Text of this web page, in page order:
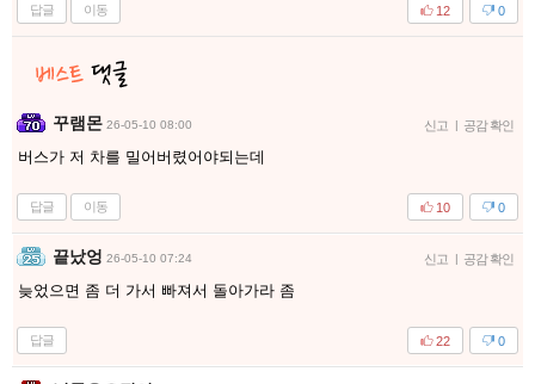
답글 이동 0
12
꾸램몬 26-05-10 08:00 신고 | 공감 확인
버스가 저 차를 밀어버렸어야되는데
답글 이동 0
10
끝났엉 26-05-10 07:24 신고 | 공감 확인
늦었으면 좀 더 가서 빠져서 돌아가라 좀
답글 0
22